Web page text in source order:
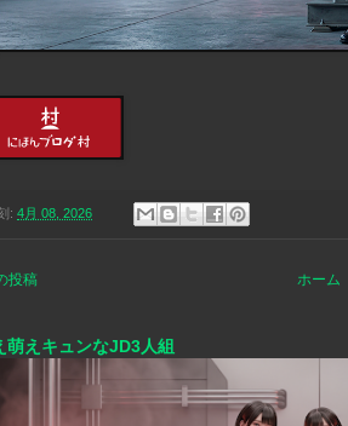
: 4月 08, 2026
投稿 ホーム
萌えキュンなJD3人組